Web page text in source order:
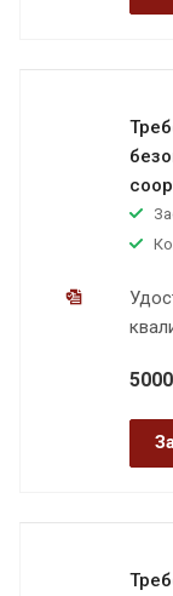
5000